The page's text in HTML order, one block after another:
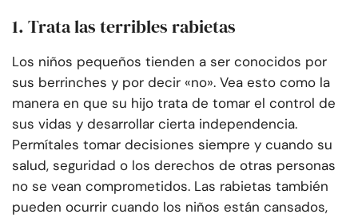
1. Trata las terribles rabietas
Los niños pequeños tienden a ser conocidos por
sus berrinches y por decir «no». Vea esto como la
manera en que su hijo trata de tomar el control de
sus vidas y desarrollar cierta independencia.
Permítales tomar decisiones siempre y cuando su
salud, seguridad o los derechos de otras personas
no se vean comprometidos. Las rabietas también
pueden ocurrir cuando los niños están cansados,